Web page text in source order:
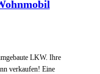
LKW. Ihre
verkaufen! Eine